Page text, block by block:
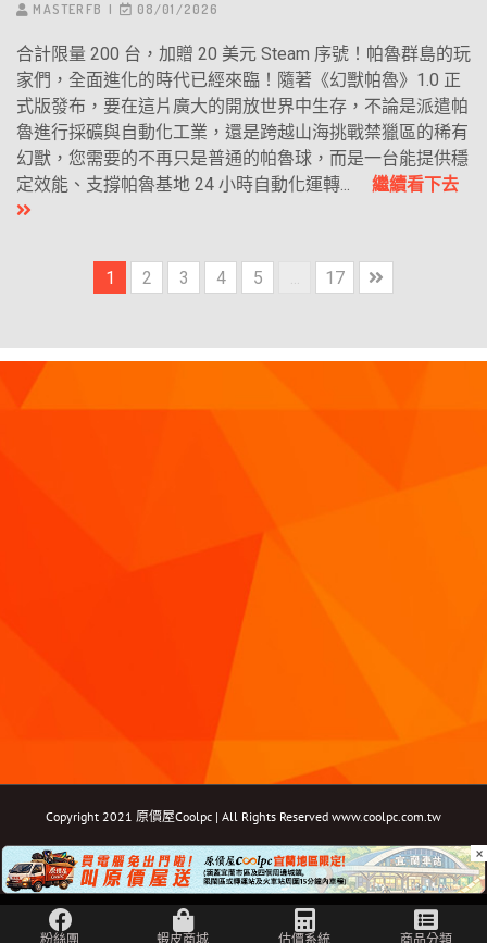
MASTERFB 08/01/2026
合計限量 200 台，加贈 20 美元 Steam 序號！帕魯群島的玩
家們，全面進化的時代已經來臨！隨著《幻獸帕魯》1.0 正
式版發布，要在這片廣大的開放世界中生存，不論是派遣帕
魯進行採礦與自動化工業，還是跨越山海挑戰禁獵區的稀有
幻獸，您需要的不再只是普通的帕魯球，而是一台能提供穩
定效能、支撐帕魯基地 24 小時自動化運轉... 繼續看下去
1 2 3 4 5 17
Copyright 2021 原價屋Coolpc | All Rights Reserved www.coolpc.com.tw
FacebookInstagramYouTubeTwitterEmail: ×